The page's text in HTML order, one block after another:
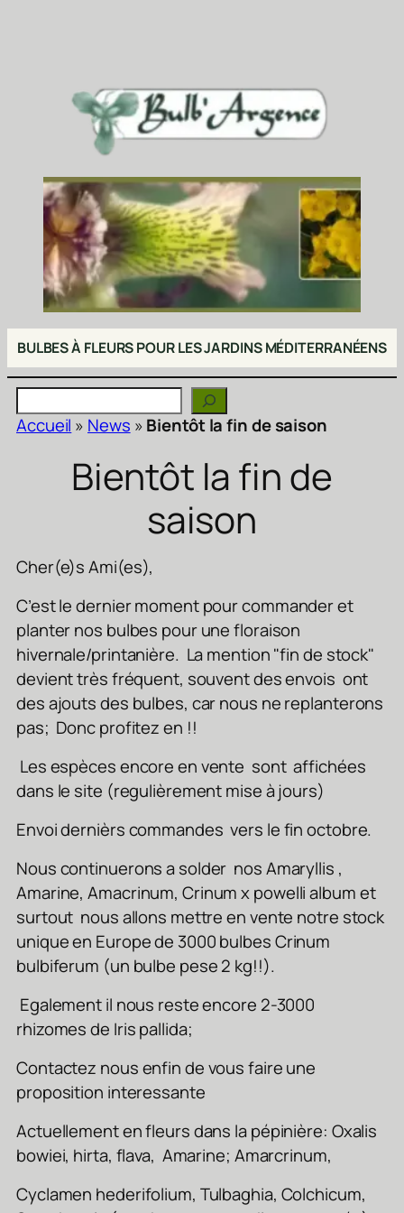
BULBES À FLEURS POUR LES JARDINS MÉDITERRANÉENS
Accueil » News » Bientôt la fin de saison
Bientôt la fin de
saison
Cher(e)s Ami(es),
C’est le dernier moment pour commander et
planter nos bulbes pour une floraison
hivernale/printanière. La mention "fin de stock"
devient très fréquent, souvent des envois ont
des ajouts des bulbes, car nous ne replanterons
pas; Donc profitez en !!
Les espèces encore en vente sont affichées
dans le site (regulièrement mise à jours)
Envoi dernièrs commandes vers le fin octobre.
Nous continuerons a solder nos Amaryllis ,
Amarine, Amacrinum, Crinum x powelli album et
surtout nous allons mettre en vente notre stock
unique en Europe de 3000 bulbes Crinum
bulbiferum (un bulbe pese 2 kg!!).
Egalement il nous reste encore 2-3000
rhizomes de Iris pallida;
Contactez nous enfin de vous faire une
proposition interessante
Actuellement en fleurs dans la pépinière: Oxalis
bowiei, hirta, flava, Amarine; Amarcrinum,
Cyclamen hederifolium, Tulbaghia, Colchicum,